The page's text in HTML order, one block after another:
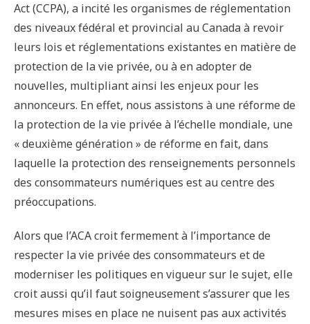
Act (CCPA), a incité les organismes de réglementation
des niveaux fédéral et provincial au Canada à revoir
leurs lois et réglementations existantes en matière de
protection de la vie privée, ou à en adopter de
nouvelles, multipliant ainsi les enjeux pour les
annonceurs. En effet, nous assistons à une réforme de
la protection de la vie privée à l’échelle mondiale, une
« deuxième génération » de réforme en fait, dans
laquelle la protection des renseignements personnels
des consommateurs numériques est au centre des
préoccupations.
Alors que l’ACA croit fermement à l’importance de
respecter la vie privée des consommateurs et de
moderniser les politiques en vigueur sur le sujet, elle
croit aussi qu’il faut soigneusement s’assurer que les
mesures mises en place ne nuisent pas aux activités